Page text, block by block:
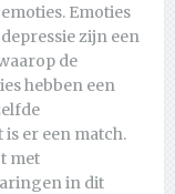
Emoties
zijn een
de
hebben een
er een match.
met
in dit